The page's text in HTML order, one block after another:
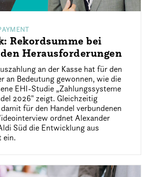
Rekordsumme bei
Herausforderungen
an der Kasse hat für den
an Bedeutung gewonnen, wie die
EHI-Studie „Zahlungssysteme
2026" zeigt. Gleichzeitig
für den Handel verbundenen
ordnet Alexander
Süd die Entwicklung aus
ein.